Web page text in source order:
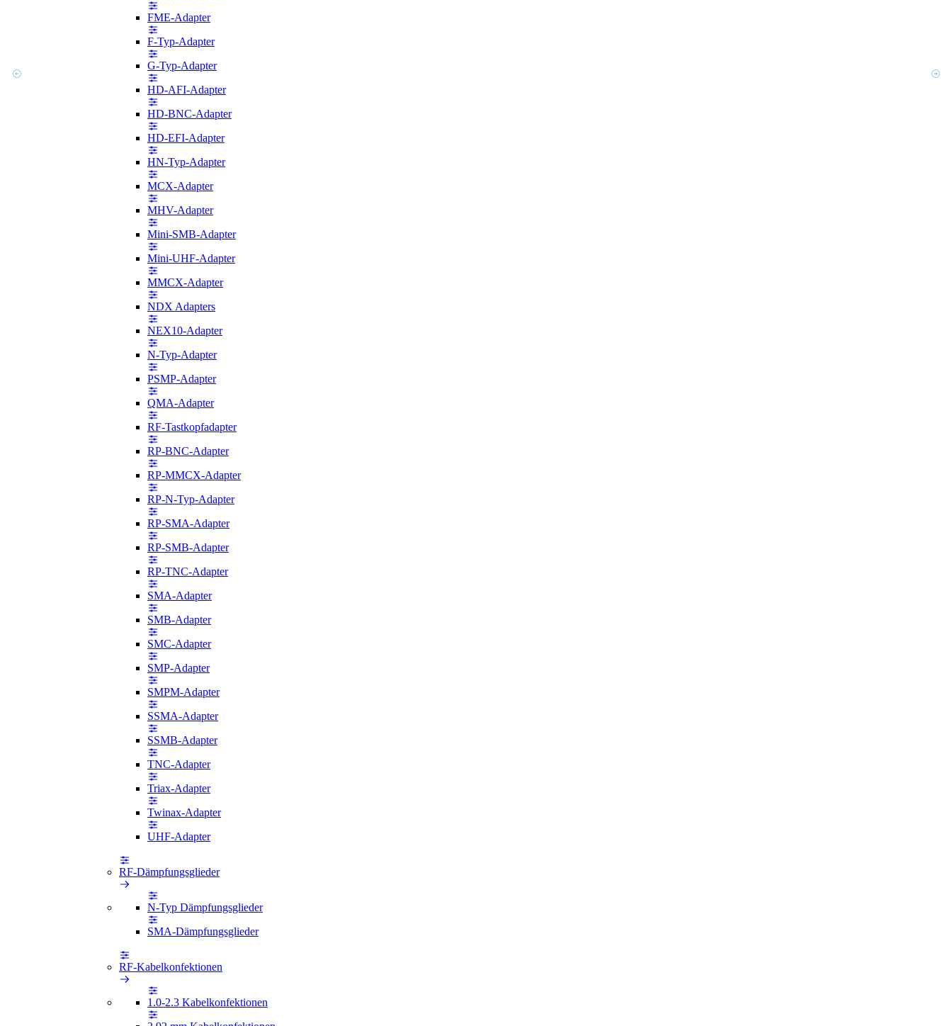
FME-Adapter
F-Typ-Adapter
G-Typ-Adapter
HD-AFI-Adapter
HD-BNC-Adapter
HD-EFI-Adapter
HN-Typ-Adapter
MCX-Adapter
MHV-Adapter
Mini-SMB-Adapter
Mini-UHF-Adapter
MMCX-Adapter
NDX Adapters
NEX10-Adapter
N-Typ-Adapter
PSMP-Adapter
QMA-Adapter
RF-Tastkopfadapter
RP-BNC-Adapter
RP-MMCX-Adapter
RP-N-Typ-Adapter
RP-SMA-Adapter
RP-SMB-Adapter
RP-TNC-Adapter
SMA-Adapter
SMB-Adapter
SMC-Adapter
SMP-Adapter
SMPM-Adapter
SSMA-Adapter
SSMB-Adapter
TNC-Adapter
Triax-Adapter
Twinax-Adapter
UHF-Adapter
RF-Dämpfungsglieder
N-Typ Dämpfungsglieder
SMA-Dämpfungsglieder
RF-Kabelkonfektionen
1.0-2.3 Kabelkonfektionen